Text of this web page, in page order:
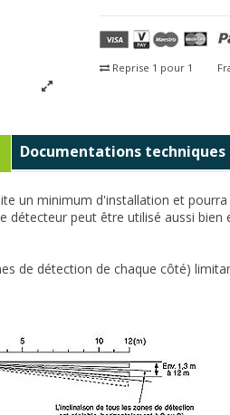
Reprise 1 pour 1 Frais
Documentations techniques
un minimum d'installation et
détecteur peut être utilisé aussi bien
de détection de chaque côté)